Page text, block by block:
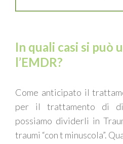
In quali casi si può
l’EMDR?
Come anticipato il
per il trattamento di
possiamo dividerli in
traumi “con t minuscola”.